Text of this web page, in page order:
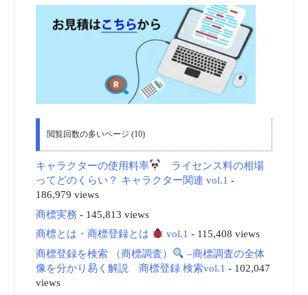
閲覧回数の多いページ (10)
キャラクターの使用料率
ライセンス料の相場
ってどのくらい？ キャラクター関連 vol.1 -
186,979 views
商標実務 - 145,813 views
商標とは・商標登録とは
vol.1 - 115,408 views
商標登録を検索 （商標調査）
–商標調査の全体
像を分かり易く解説 商標登録 検索vol.1 - 102,047
views